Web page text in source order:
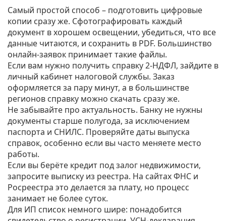
Самый простой способ – подготовить цифровые
копии сразу же. Сфотографировать каждый
документ в хорошем освещении, убедиться, что все
данные читаются, и сохранить в PDF. Большинство
онлайн‑заявок принимает такие файлы.
Если вам нужно получить справку 2‑НДФЛ, зайдите в
личный кабинет налоговой службы. Заказ
оформляется за пару минут, а в большинстве
регионов справку можно скачать сразу же.
Не забывайте про актуальность. Банку не нужны
документы старше полугода, за исключением
паспорта и СНИЛС. Проверяйте даты выпуска
справок, особенно если вы часто меняете место
работы.
Если вы берёте кредит под залог недвижимости,
запросите выписку из реестра. На сайтах ФНС и
Росреестра это делается за плату, но процесс
занимает не более суток.
Для ИП список немного шире: понадобится